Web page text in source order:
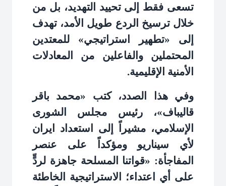
تسعى فقط إلى تحييد التهديد، بل من
خلال ترسيخ الردع طويل الأمد، تهدف
إلى «تطهير استراتيجي» للمعتدين
المحتملين والفاعلين من المعادلات
الأمنية الإقليمية.
وفي هذا الصدد، كتب «محمد باقر
قاليباف»، رئيس مجلس الشورى
الإسلامي، مشيراً إلى استعداد ايران
لأي سيناريو ومؤكداً على عنصر
المفاجأة: «قواتنا المسلحة جاهزة لردٍّ
على أي اعتداء؛ الاستراتيجية الخاطئة